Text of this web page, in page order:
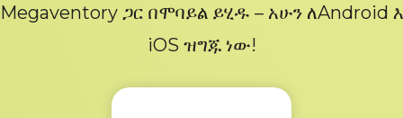
ጋር በሞባይል ይሂዱ – አሁን ለAndroid
iOS ዝግጁ ነው!